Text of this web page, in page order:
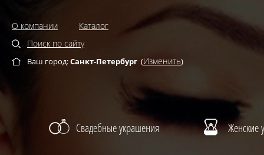
О компании
Каталог
Поиск по сайту
Ваш город:Санкт-Петербург (Изменить)
Свадебные украшения Женские